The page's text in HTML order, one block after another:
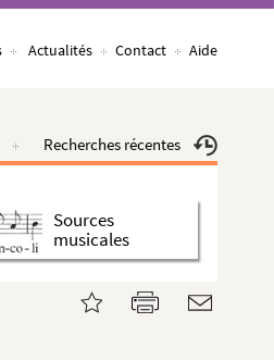
Actualités Contact Aide
Recherches récentes
Sources
musicales